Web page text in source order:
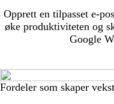
Opprett en tilpasset e-
øke produktiviteten og
Google
Fordeler som skaper vekst